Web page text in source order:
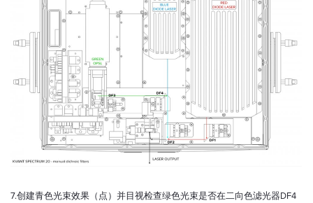
7.创建青色光束效果（点）并目视检查绿色光束是否在二向色滤光器DF4